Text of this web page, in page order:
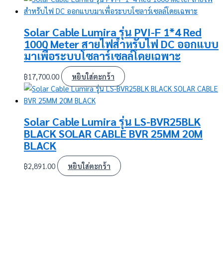
Solar Cable Lumira รุ่น PVI-F 1*4 Red
1000 Meter สายไฟสำหรับไฟ DC ออกแบบ
มาเพื่อระบบโซลาร์เซลล์โดยเฉพาะ
฿17,700.00 หยิบใส่ตะกร้า
Solar Cable Lumira รุ่น LS-BVR25BLK
BLACK SOLAR CABLE BVR 25MM 20M
BLACK
฿2,891.00 หยิบใส่ตะกร้า